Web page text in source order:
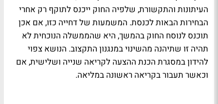
העיתונות והתקשורת, שלפיה החוק ייכנס לתוקף רק אחרי
הבחירות הבאות לכנסת. המשמעות של דחייה כזו, אם אכן
תוכנס לנוסח החוק בהמשך, היא שהממשלה הנוכחית לא
תהיה זו שתיהנה מהשינוי במנגנון התקצוב. הנושא צפוי
להידון במסגרת הכנת ההצעה לקריאה שנייה ושלישית, אם
וכאשר תעבור בקריאה ראשונה במליאה.